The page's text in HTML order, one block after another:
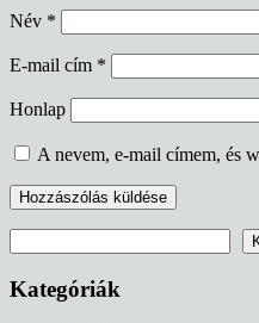
Név *
E-mail cím *
Honlap
A nevem, e-mail címem, és
Kategóriák